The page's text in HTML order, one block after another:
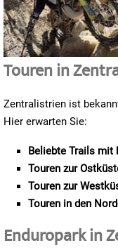
Touren in
Zentralistrien ist
Hier erwarten Sie:
Beliebte Trails mit
Touren zur
Touren zur
Touren in den
Enduropark in